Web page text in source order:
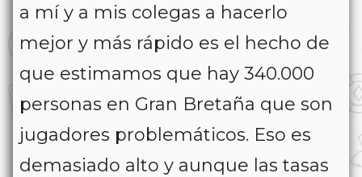
a mí y a mis colegas a hacerlo
mejor y más rápido es el hecho de
que estimamos que hay 340.000
personas en Gran Bretaña que son
jugadores problemáticos. Eso es
demasiado alto y aunque las tasas